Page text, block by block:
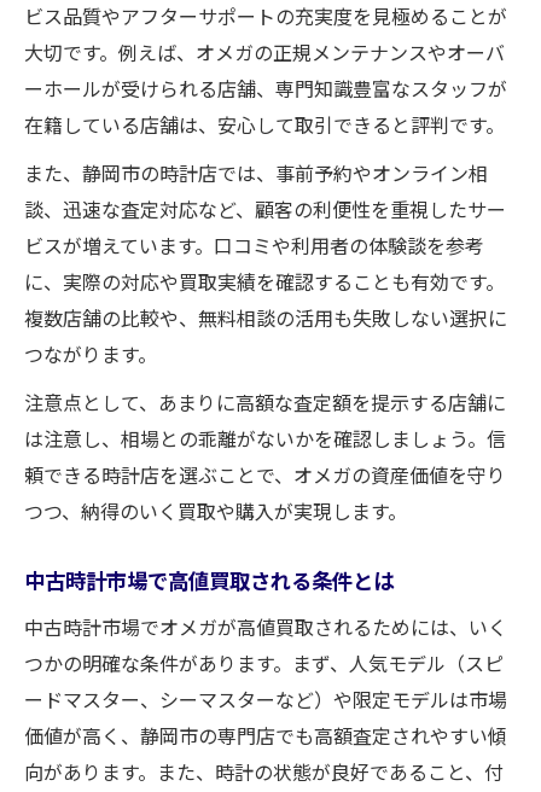
ビス品質やアフターサポートの充実度を見極めることが
大切です。例えば、オメガの正規メンテナンスやオーバ
ーホールが受けられる店舗、専門知識豊富なスタッフが
在籍している店舗は、安心して取引できると評判です。
また、静岡市の時計店では、事前予約やオンライン相
談、迅速な査定対応など、顧客の利便性を重視したサー
ビスが増えています。口コミや利用者の体験談を参考
に、実際の対応や買取実績を確認することも有効です。
複数店舗の比較や、無料相談の活用も失敗しない選択に
つながります。
注意点として、あまりに高額な査定額を提示する店舗に
は注意し、相場との乖離がないかを確認しましょう。信
頼できる時計店を選ぶことで、オメガの資産価値を守り
つつ、納得のいく買取や購入が実現します。
中古時計市場で高値買取される条件とは
中古時計市場でオメガが高値買取されるためには、いく
つかの明確な条件があります。まず、人気モデル（スピ
ードマスター、シーマスターなど）や限定モデルは市場
価値が高く、静岡市の専門店でも高額査定されやすい傾
向があります。また、時計の状態が良好であること、付